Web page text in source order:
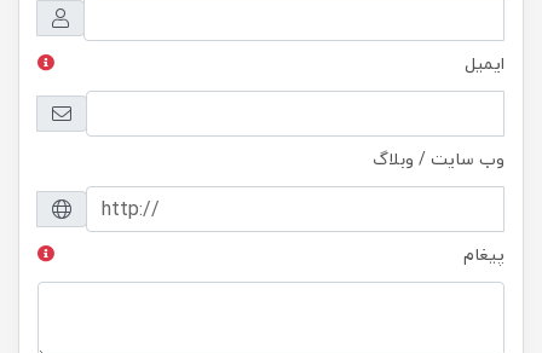
ایمیل
وب سایت / وبلاگ
پیغام